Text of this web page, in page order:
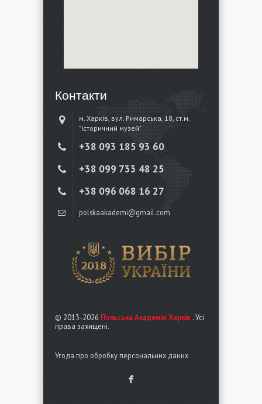
Контакти
м. Харків, вул. Римарська, 18, ст.м.
"Історичний музей"
+38 ‎093 185 93 60
+38 ‎099 733 48 25
+38 096 068 16 27
polskaakademi@gmail.com
© 2013-2026 Польська Академія Харків . Усі
права захищені.
Угода про обробку персональних даних
F